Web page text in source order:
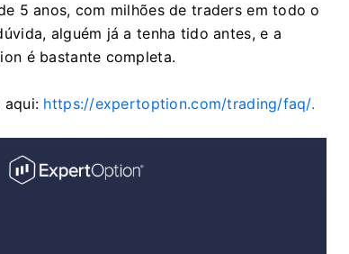
5 anos, com milhões de traders em todo o
alguém já a tenha tido antes, e a
é bastante completa.
aqui: https://expertoption.com/trading/faq/.